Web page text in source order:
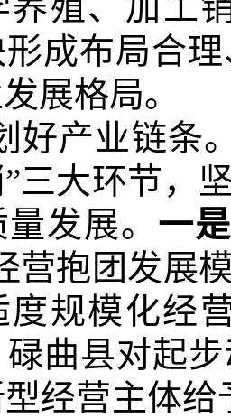
形成布局合
展格局。
好产业链条
三大环节，
发展。 一
营抱团发展
度规模化经
曲县对起
经营主体给